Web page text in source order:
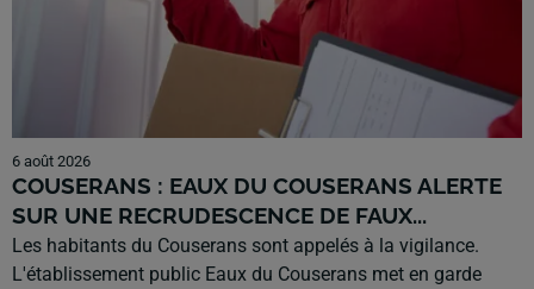
6 août 2026
COUSERANS : EAUX DU COUSERANS ALERTE
SUR UNE RECRUDESCENCE DE FAUX...
Les habitants du Couserans sont appelés à la vigilance.
L'établissement public Eaux du Couserans met en garde